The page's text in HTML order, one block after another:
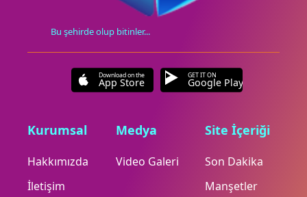
Bu şehirde olup bitinler...
Download on the
App Store
GET IT ON
Google Play
Kurumsal
Hakkımızda
İletişim
Medya
Video Galeri
Site İçeriği
Son Dakika
Manşetler